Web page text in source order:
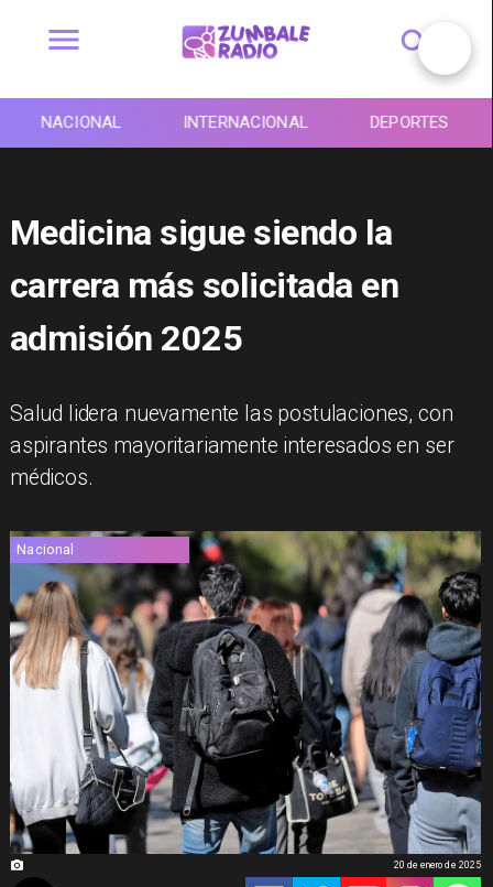
INTERNACIONAL DEPORTES TENDENCIAS
Medicina sigue siendo la
carrera más solicitada en
admisión 2025
Salud lidera nuevamente las postulaciones, con
aspirantes mayoritariamente interesados en ser
médicos.
Nacional
20 de enero de 2025